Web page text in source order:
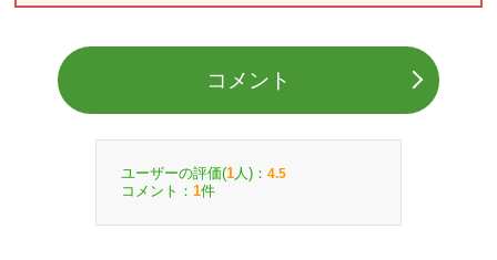
コメント
ユーザーの評価(1 人)： 4.5
コメント： 1件